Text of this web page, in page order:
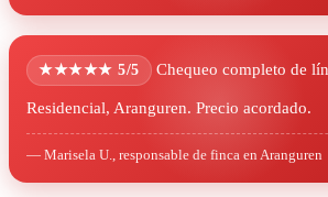
★★★★★ 5/5 Chequeo completo de
Residencial, Aranguren. Precio acordado.
— Marisela U., responsable de finca en Aranguren